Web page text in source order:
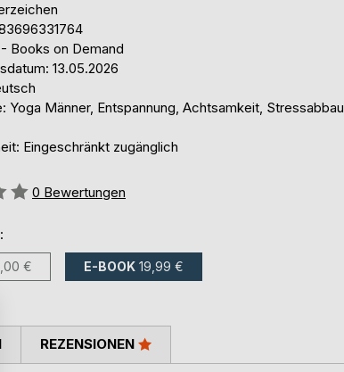
Books on Demand
13.05.2026
Yoga Männer, Entspannung, Achtsamkeit, Stressabbau,
Eingeschränkt zugänglich
0 Bewertungen
€ E-BOOK 19,99 €
REZENSIONEN